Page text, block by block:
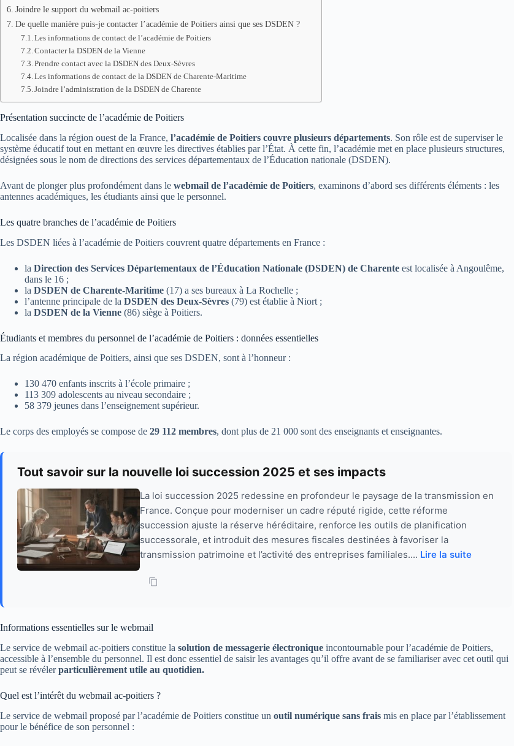
Joindre le support du webmail ac-poitiers
De quelle manière puis-je contacter l’académie de Poitiers ainsi que ses DSDEN ?
Les informations de contact de l’académie de Poitiers
Contacter la DSDEN de la Vienne
Prendre contact avec la DSDEN des Deux-Sèvres
Les informations de contact de la DSDEN de Charente-Maritime
Joindre l’administration de la DSDEN de Charente
Présentation succincte de l’académie de Poitiers
Localisée dans la région ouest de la France, l’académie de Poitiers couvre plusieurs départements. Son rôle est de superviser le
système éducatif tout en mettant en œuvre les directives établies par l’État. À cette fin, l’académie met en place plusieurs structures,
désignées sous le nom de directions des services départementaux de l’Éducation nationale (DSDEN).
Avant de plonger plus profondément dans le webmail de l’académie de Poitiers, examinons d’abord ses différents éléments : les
antennes académiques, les étudiants ainsi que le personnel.
Les quatre branches de l’académie de Poitiers
Les DSDEN liées à l’académie de Poitiers couvrent quatre départements en France :
la Direction des Services Départementaux de l’Éducation Nationale (DSDEN) de Charente est localisée à Angoulême,
dans le 16 ;
la DSDEN de Charente-Maritime (17) a ses bureaux à La Rochelle ;
l’antenne principale de la DSDEN des Deux-Sèvres (79) est établie à Niort ;
la DSDEN de la Vienne (86) siège à Poitiers.
Étudiants et membres du personnel de l’académie de Poitiers : données essentielles
La région académique de Poitiers, ainsi que ses DSDEN, sont à l’honneur :
130 470 enfants inscrits à l’école primaire ;
113 309 adolescents au niveau secondaire ;
58 379 jeunes dans l’enseignement supérieur.
Le corps des employés se compose de 29 112 membres, dont plus de 21 000 sont des enseignants et enseignantes.
Tout savoir sur la nouvelle loi succession 2025 et ses impacts
La loi succession 2025 redessine en profondeur le paysage de la transmission en
France. Conçue pour moderniser un cadre réputé rigide, cette réforme
succession ajuste la réserve héréditaire, renforce les outils de planification
successorale, et introduit des mesures fiscales destinées à favoriser la
transmission patrimoine et l’activité des entreprises familiales.... Lire la suite
Informations essentielles sur le webmail
Le service de webmail ac-poitiers constitue la solution de messagerie électronique incontournable pour l’académie de Poitiers,
accessible à l’ensemble du personnel. Il est donc essentiel de saisir les avantages qu’il offre avant de se familiariser avec cet outil qui
peut se révélerparticulièrement utile au quotidien.
Quel est l’intérêt du webmail ac-poitiers ?
Le service de webmail proposé par l’académie de Poitiers constitue un outil numérique sans frais mis en place par l’établissement
pour le bénéfice de son personnel :